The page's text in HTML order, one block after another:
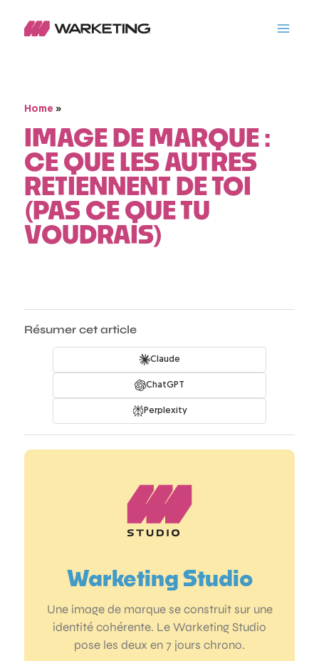
Home »
IMAGE DE MARQUE :
CE QUE LES AUTRES
RETIENNENT DE TOI
(PAS CE QUE TU
VOUDRAIS)
Résumer cet article
Claude
ChatGPT
Perplexity
Warketing Studio
Une image de marque se construit sur une
identité cohérente. Le Warketing Studio
pose les deux en 7 jours chrono.